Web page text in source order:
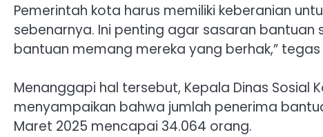
Pemerintah kota harus memiliki keberanian
sebenarnya. Ini penting agar sasaran
bantuan memang mereka yang berhak,” tegas
Menanggapi hal tersebut, Kepala Dinas Sosial
menyampaikan bahwa jumlah penerima
Maret 2025 mencapai 34.064 orang.